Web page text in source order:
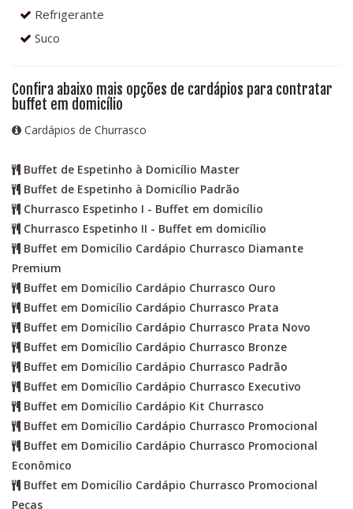
Refrigerante
Suco
Confira abaixo mais opções de cardápios para contratar
buffet em domicílio
Cardápios de Churrasco
Buffet de Espetinho à Domicílio Master
Buffet de Espetinho à Domicílio Padrão
Churrasco Espetinho I - Buffet em domicílio
Churrasco Espetinho II - Buffet em domicílio
Buffet em Domicílio Cardápio Churrasco Diamante
Premium
Buffet em Domicílio Cardápio Churrasco Ouro
Buffet em Domicílio Cardápio Churrasco Prata
Buffet em Domicílio Cardápio Churrasco Prata Novo
Buffet em Domicílio Cardápio Churrasco Bronze
Buffet em Domicílio Cardápio Churrasco Padrão
Buffet em Domicílio Cardápio Churrasco Executivo
Buffet em Domicílio Cardápio Kit Churrasco
Buffet em Domicílio Cardápio Churrasco Promocional
Buffet em Domicílio Cardápio Churrasco Promocional
Econômico
Buffet em Domicílio Cardápio Churrasco Promocional
Peças